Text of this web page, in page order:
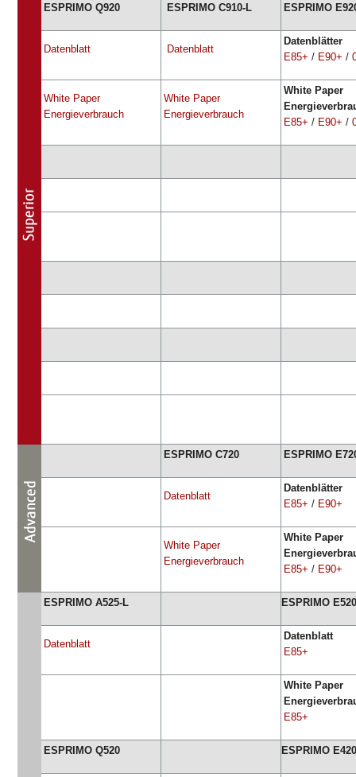
ESPRIMO Q920 ESPRIMO C910-L ESPRIMO
Datenblatt Datenblatt
Datenblätter
E85+ / E90+ /
White Paper
Energieverbrauch
White Paper
Energieverbrauch
White Paper
E85+ / E90+ /
ESPRIMO C720 ESPRIMO
Datenblatt
Datenblätter
E85+ / E90+
White Paper
Energieverbrauch
White Paper
E85+ / E90+
ESPRIMO A525-L ESPRIMO E520
Datenblatt
Datenblatt
E85+
White Paper
E85+
ESPRIMO Q520 ESPRIMO E420